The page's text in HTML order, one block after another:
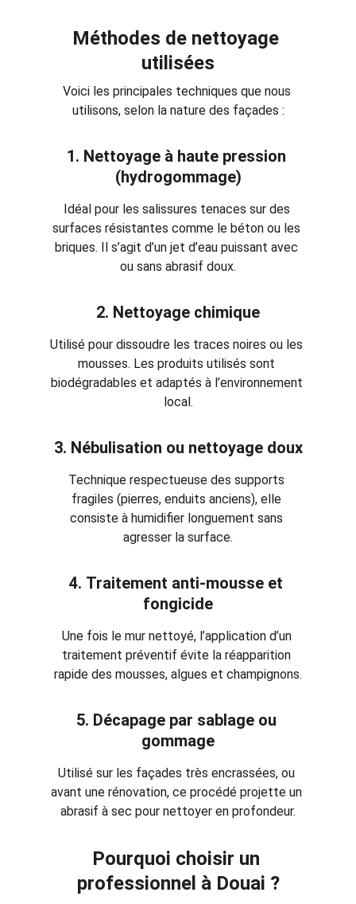
Méthodes de nettoyage
utilisées
Voici les principales techniques que nous
utilisons, selon la nature des façades :
1. Nettoyage à haute pression
(hydrogommage)
Idéal pour les salissures tenaces sur des
surfaces résistantes comme le béton ou les
briques. Il s’agit d’un jet d’eau puissant avec
ou sans abrasif doux.
2. Nettoyage chimique
Utilisé pour dissoudre les traces noires ou les
mousses. Les produits utilisés sont
biodégradables et adaptés à l’environnement
local.
3. Nébulisation ou nettoyage doux
Technique respectueuse des supports
fragiles (pierres, enduits anciens), elle
consiste à humidifier longuement sans
agresser la surface.
4. Traitement anti-mousse et
fongicide
Une fois le mur nettoyé, l’application d’un
traitement préventif évite la réapparition
rapide des mousses, algues et champignons.
5. Décapage par sablage ou
gommage
Utilisé sur les façades très encrassées, ou
avant une rénovation, ce procédé projette un
abrasif à sec pour nettoyer en profondeur.
Pourquoi choisir un
professionnel à Douai ?